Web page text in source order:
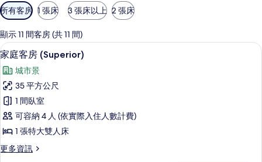
可
用
的
客
房
篩
選
條
件
所有客房 1 張床 3 張床以上 2 張床
顯示 11 間客房 (共 11 間)
顯
示
家
庭
客
房
(Superior)
的
家庭客房 (Superior) | 客房內保險箱
11
家庭客房 (Superior)
城市景
35 平方公尺
1 間臥室
可容納 4 人 (依實際入住人數計費)
1 張特大雙人床
更多資訊
更